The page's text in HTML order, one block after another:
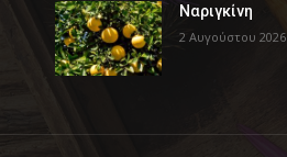
Ναριγκίνη
2 Αυγούστου 2026